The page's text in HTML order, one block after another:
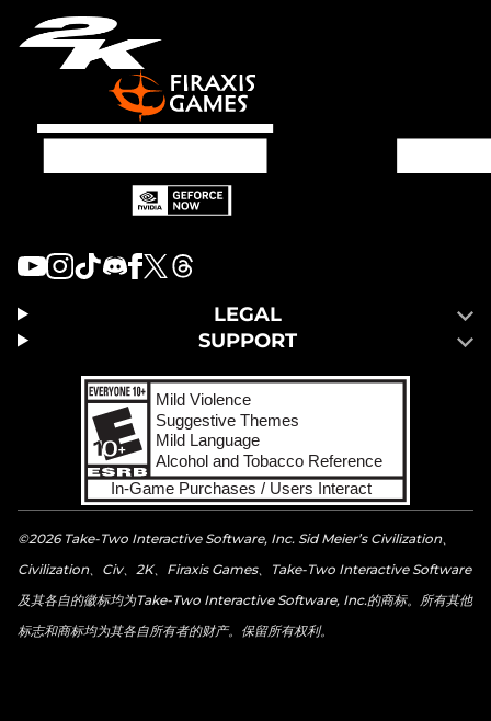
LEGAL
SUPPORT
©2026 Take-Two Interactive Software, Inc. Sid Meier’s Civilization、
Civilization、Civ、2K、Firaxis Games、Take-Two Interactive Software
及其各自的徽标均为Take-Two Interactive Software, Inc.的商标。所有其他
标志和商标均为其各自所有者的财产。保留所有权利。